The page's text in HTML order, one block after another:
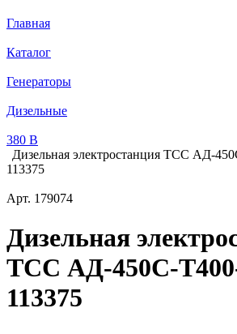
Главная
Каталог
Генераторы
Дизельные
380 В
Дизельная электростанция ТСС АД-
113375
Арт. 179074
Дизельная
ТСС АД-450С-
113375